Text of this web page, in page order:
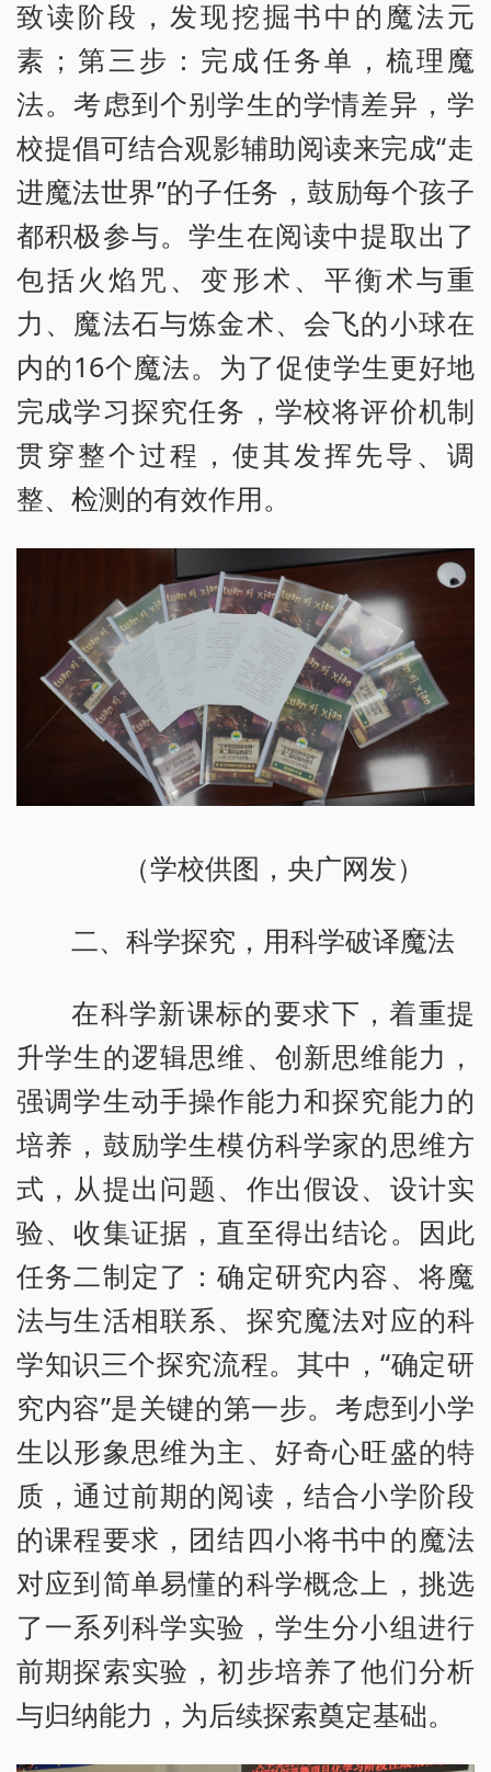
致读阶段，发现挖掘书中的魔法元
素；第三步：完成任务单，梳理魔
法。考虑到个别学生的学情差异，学
校提倡可结合观影辅助阅读来完成“走
进魔法世界”的子任务，鼓励每个孩子
都积极参与。学生在阅读中提取出了
包括火焰咒、变形术、平衡术与重
力、魔法石与炼金术、会飞的小球在
内的16个魔法。为了促使学生更好地
完成学习探究任务，学校将评价机制
贯穿整个过程，使其发挥先导、调
整、检测的有效作用。
（学校供图，央广网发）
二、科学探究，用科学破译魔法
在科学新课标的要求下，着重提
升学生的逻辑思维、创新思维能力，
强调学生动手操作能力和探究能力的
培养，鼓励学生模仿科学家的思维方
式，从提出问题、作出假设、设计实
验、收集证据，直至得出结论。因此
任务二制定了：确定研究内容、将魔
法与生活相联系、探究魔法对应的科
学知识三个探究流程。其中，“确定研
究内容”是关键的第一步。考虑到小学
生以形象思维为主、好奇心旺盛的特
质，通过前期的阅读，结合小学阶段
的课程要求，团结四小将书中的魔法
对应到简单易懂的科学概念上，挑选
了一系列科学实验，学生分小组进行
前期探索实验，初步培养了他们分析
与归纳能力，为后续探索奠定基础。